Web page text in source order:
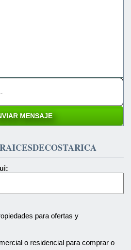
para ofertas y
o residencial para comprar o